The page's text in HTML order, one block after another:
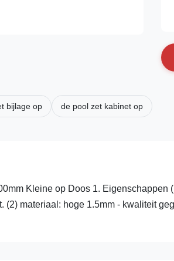
bijlage op de pool zet kabinet op
Kleine op Doos 1. Eigenschappen
materiaal: hoge 1.5mm - kwaliteit